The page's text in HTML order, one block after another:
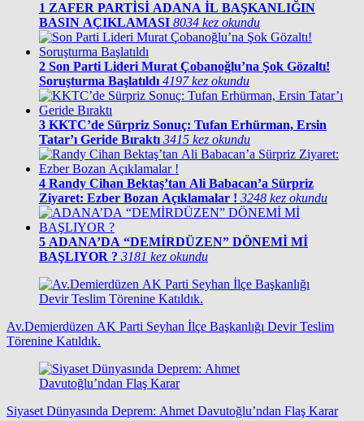
1 ZAFER PARTİSİ ADANA İL BAŞKANLIĞIN
BASIN AÇIKLAMASI 8034 kez okundu
2 Son Parti Lideri Murat Çobanoğlu’na Şok Gözaltı!
Soruşturma Başlatıldı 4197 kez okundu
3 KKTC’de Sürpriz Sonuç: Tufan Erhürman, Ersin
Tatar’ı Geride Bıraktı 3415 kez okundu
4 Randy Cihan Bektaş’tan Ali Babacan’a Sürpriz
Ziyaret: Ezber Bozan Açıklamalar ! 3248 kez okundu
5 ADANA’DA “DEMİRDÜZEN” DÖNEMİ Mİ
BAŞLIYOR ? 3181 kez okundu
Av.Demierdüzen AK Parti Seyhan İlçe Başkanlığı Devir Teslim
Törenine Katıldık.
Siyaset Dünyasında Deprem: Ahmet Davutoğlu’ndan Flaş Karar